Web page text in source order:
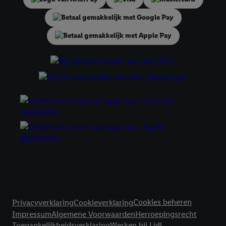
PrivacyverklaringCookieverklaringCookies beheren
ImpressumAlgemene VoorwaardenHerroepingsrecht
samengevoegd met andere identifiers of met identifiers die
door Criteo S.A. aan jou zijn toegewezen.
Als je hiervoor toestemming geeft, dan kunnen retargeting
eerder interesse hebt getoond (bijvoorbeeld door het product
in een winkelmandje van een online winkel te plaatsen maar het
niet te kopen). De retargeting advertenties kunnen op
verschillende eindapparaten en binnen verschillende Lidl-
diensten worden weergegeven, als verschillende eindapparaten
en Lidl-diensten, met behulp van jouw gehashte e-mailadres en
met eventuele andere identifiers of met identifiers waarover
Criteo S.A. beschikt, aan jou kunnen worden toegewezen.
Door te klikken op "Weigeren", kies je voor de optie dat er enkel
technisch noodzakelijke cookies en vergelijkbare technieken